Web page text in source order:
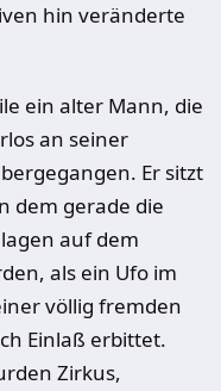
hin veränderte
ein alter Mann, die
an seiner
Er sitzt
dem gerade die
auf dem
als ein Ufo im
völlig fremden
Einlaß erbittet.
Zirkus,